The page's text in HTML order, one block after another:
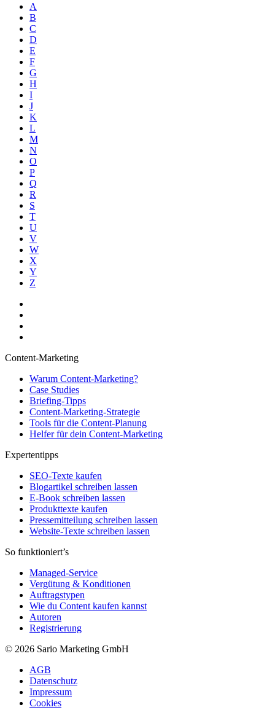
A
B
C
D
E
F
G
H
I
J
K
L
M
N
O
P
Q
R
S
T
U
V
W
X
Y
Z
Content-Marketing
Warum Content-Marketing?
Case Studies
Briefing-Tipps
Content-Marketing-Strategie
Tools für die Content-Planung
Helfer für dein Content-Marketing
Expertentipps
SEO-Texte kaufen
Blogartikel schreiben lassen
E-Book schreiben lassen
Produkttexte kaufen
Pressemitteilung schreiben lassen
Website-Texte schreiben lassen
So funktioniert’s
Managed-Service
Vergütung & Konditionen
Auftragstypen
Wie du Content kaufen kannst
Autoren
Registrierung
© 2026 Sario Marketing GmbH
AGB
Datenschutz
Impressum
Cookies